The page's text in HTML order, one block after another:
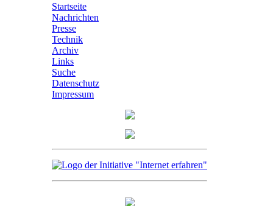
Startseite
Nachrichten
Presse
Technik
Archiv
Links
Suche
Datenschutz
Impressum